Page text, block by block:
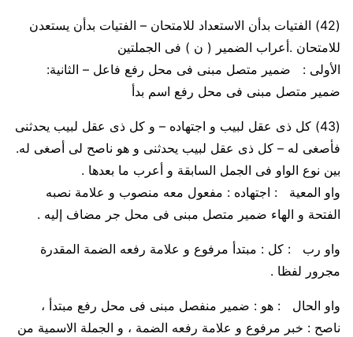
(42)
الفتيات بدأن الاستعداد للامتحان – الفتيات بدأن يستعدن
للامتحان .أعراب الضمير ( ن ) فى الجملتين
الأولى : ضمير متصل مبنى فى محل رفع فاعل – الثانية:
ضمير متصل مبنى فى محل رفع اسم بدأ
(43) كل ذى عقل لبيب و اجتهاده – و كل ذى عقل لبيب يحدثنى
فأصغى له – كل ذى عقل لبيب يحدثنى و هو ناصح لى أصغى له.
بين نوع الواو فى الجمل السابقة و أعرب ما بعدها .
واو المعية
: اجتهاده : مفعول معه منصوب و علامة نصبه
الفتحة و الهاء ضمير متصل مبنى فى محل جر مضاف إليه .
واو رب
: كل : مبتدأ مرفوع و علامة رفعه الضمة المقدرة
مجرور لفظا .
واو الحال
: هو : ضمير منفصل مبنى فى محل رفع مبتدأ ،
ناصح : خبر مرفوع و علامة رفعه الضمة ، و الجملة الاسمية من